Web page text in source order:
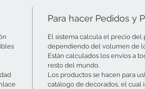
Para hacer Pedidos y
El sistema calcula el precio
dependiendo del volumen de
Están calculados los envíos a
resto del mundo.
Los productos se hacen para
catálogo de decorados, el cual